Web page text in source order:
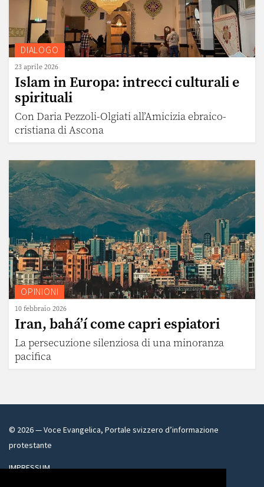
DIALOGO
23 aprile 2026
Islam in Europa: intrecci culturali e
spirituali
Con Daria Pezzoli-Olgiati all’Amicizia ebraico-
cristiana di Ascona
OPINIONI
10 febbraio 2026
Iran, bahá’í come capri espiatori
La persecuzione silenziosa di una minoranza
pacifica
© 2026— Voce Evangelica, Portale svizzero d’informazione
protestante
IMPRESSUM